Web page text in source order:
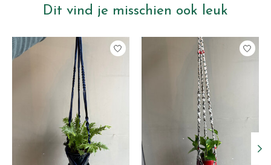
Dit vind je misschien ook leuk
Items van productcarrousel